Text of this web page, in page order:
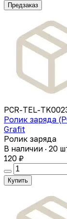
Предзаказ
PCR-TEL-
Ролик заряда
Grafit
Ролик заряда
В наличии · 20
120 ₽
Купить